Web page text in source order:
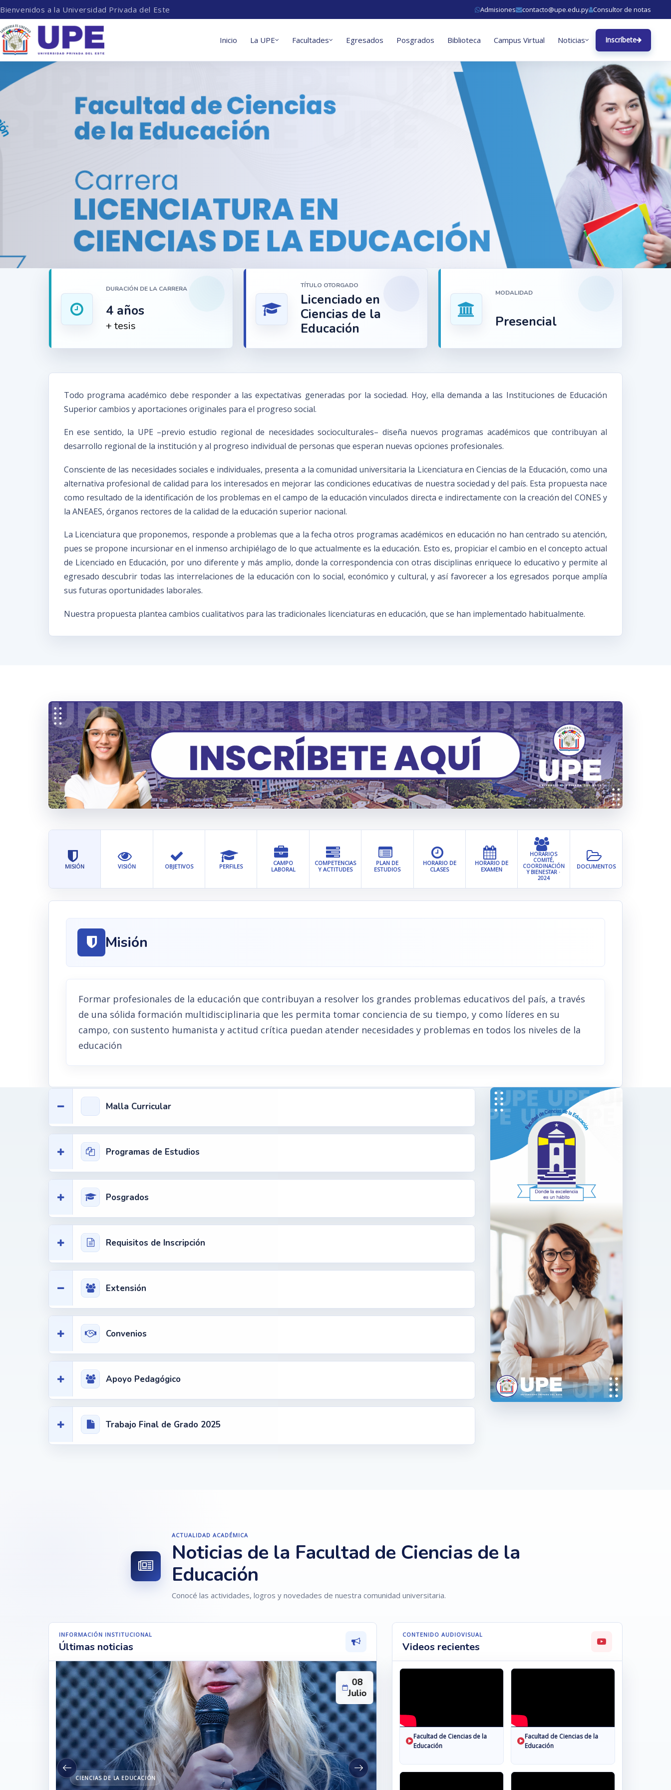
Bienvenidos a la Universidad Privada del Este Admisiones contacto@upe.edu.py Consultor de notas
Inicio La UPE Facultades Egresados Posgrados Biblioteca Campus Virtual Noticias Inscríbete
DURACIÓN DE LA CARRERA
4 años
+ tesis
TÍTULO OTORGADO
Licenciado en
Ciencias de la
Educación
MODALIDAD
Presencial
Todo programa académico debe responder a las expectativas generadas por la sociedad. Hoy, ella demanda a las Instituciones de Educación
Superior cambios y aportaciones originales para el progreso social.
En ese sentido, la UPE –previo estudio regional de necesidades socioculturales– diseña nuevos programas académicos que contribuyan al
desarrollo regional de la institución y al progreso individual de personas que esperan nuevas opciones profesionales.
Consciente de las necesidades sociales e individuales, presenta a la comunidad universitaria la Licenciatura en Ciencias de la Educación, como una
alternativa profesional de calidad para los interesados en mejorar las condiciones educativas de nuestra sociedad y del país. Esta propuesta nace
como resultado de la identificación de los problemas en el campo de la educación vinculados directa e indirectamente con la creación del CONES y
la ANEAES, órganos rectores de la calidad de la educación superior nacional.
La Licenciatura que proponemos, responde a problemas que a la fecha otros programas académicos en educación no han centrado su atención,
pues se propone incursionar en el inmenso archipiélago de lo que actualmente es la educación. Esto es, propiciar el cambio en el concepto actual
de Licenciado en Educación, por uno diferente y más amplio, donde la correspondencia con otras disciplinas enriquece lo educativo y permite al
egresado descubrir todas las interrelaciones de la educación con lo social, económico y cultural, y así favorecer a los egresados porque amplía
sus futuras oportunidades laborales.
Nuestra propuesta plantea cambios cualitativos para las tradicionales licenciaturas en educación, que se han implementado habitualmente.
MISIÓN VISIÓN OBJETIVOS PERFILES
CAMPO
LABORAL
COMPETENCIAS
Y ACTITUDES
PLAN DE
ESTUDIOS
HORARIO DE
CLASES
HORARIO DE
EXAMEN
DOCUMENTOS
Misión
Formar profesionales de la educación que contribuyan a resolver los grandes problemas educativos del país, a través
de una sólida formación multidisciplinaria que les permita tomar conciencia de su tiempo, y como líderes en su
campo, con sustento humanista y actitud crítica puedan atender necesidades y problemas en todos los niveles de la
educación
Malla Curricular
Programas de Estudios
Posgrados
Requisitos de Inscripción
Extensión
Convenios
Apoyo Pedagógico
Trabajo Final de Grado 2025
ACTUALIDAD ACADÉMICA
Noticias de la Facultad de Ciencias de la
Educación
Conocé las actividades, logros y novedades de nuestra comunidad universitaria.
INFORMACIÓN INSTITUCIONAL
Últimas noticias
08
Julio
CIENCIAS DE LA EDUCACIÓN
CONTENIDO AUDIOVISUAL
Videos recientes
Facultad de Ciencias de la
Educación
Facultad de Ciencias de la
Educación